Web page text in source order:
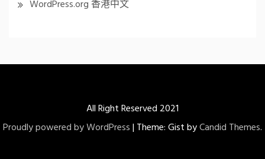
WordPress.org 香港中文
All Right Reserved 2021
Proudly powered by WordPress| Theme: Gist byCandid Themes.